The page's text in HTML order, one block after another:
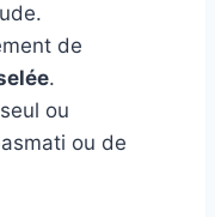
de
.
ou
ou de